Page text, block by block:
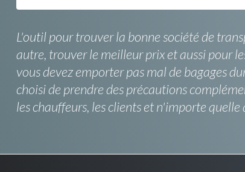
L'outil pour trouver la bonne société de
autre, trouver le meilleur prix et aussi pour
vous devez emporter pas mal de bagages
choisi de prendre des précautions
les chauffeurs, les clients et n'importe